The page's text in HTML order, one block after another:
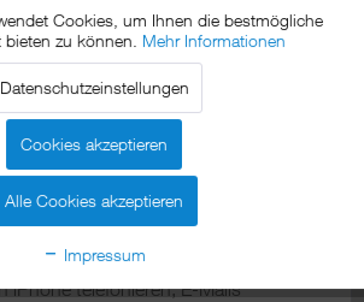
- iPhone
aus Aluminium
in 4 Farben erhältlich
bekommt Ihr iPhone einen
Ihrem Leben: Ein Blick, ein
Sie können mit Ihrem
iPhone telefonieren, E-Mails
Cookies, um Ihnen die bestmögliche
bieten zu können. Mehr Informationen
Datenschutzeinstellungen
Cookies akzeptieren
Alle Cookies akzeptieren
Impressum